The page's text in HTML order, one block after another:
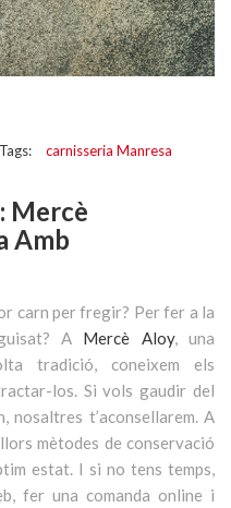
Tags:
carnisseria Manresa
Mercè
Amb
carn per fregir? Per fer a la
A
Mercè Aloy, una
tradició, coneixem els
los. Si vols gaudir del
nosaltres t’aconsellarem. A
mètodes de conservació
estat. I si no tens temps,
fer una comanda online i